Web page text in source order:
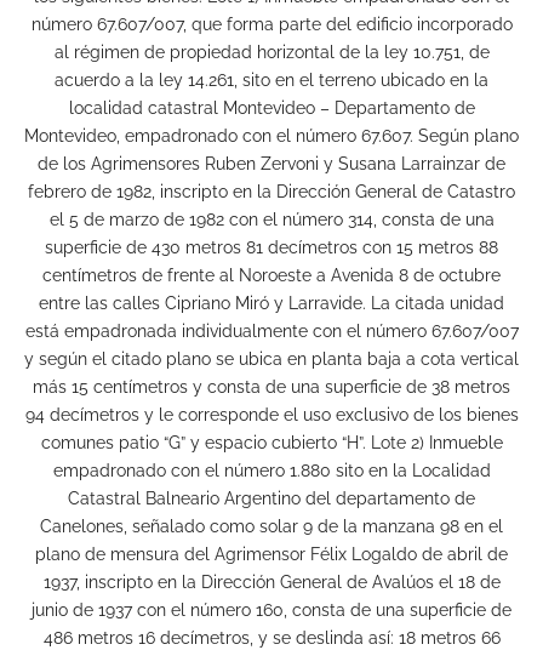
número 67.607/007, que forma parte del edificio incorporado
al régimen de propiedad horizontal de la ley 10.751, de
acuerdo a la ley 14.261, sito en el terreno ubicado en la
localidad catastral Montevideo – Departamento de
Montevideo, empadronado con el número 67.607. Según plano
de los Agrimensores Ruben Zervoni y Susana Larrainzar de
febrero de 1982, inscripto en la Dirección General de Catastro
el 5 de marzo de 1982 con el número 314, consta de una
superficie de 430 metros 81 decímetros con 15 metros 88
centímetros de frente al Noroeste a Avenida 8 de octubre
entre las calles Cipriano Miró y Larravide. La citada unidad
está empadronada individualmente con el número 67.607/007
y según el citado plano se ubica en planta baja a cota vertical
más 15 centímetros y consta de una superficie de 38 metros
94 decímetros y le corresponde el uso exclusivo de los bienes
comunes patio “G” y espacio cubierto “H”. Lote 2) Inmueble
empadronado con el número 1.880 sito en la Localidad
Catastral Balneario Argentino del departamento de
Canelones, señalado como solar 9 de la manzana 98 en el
plano de mensura del Agrimensor Félix Logaldo de abril de
1937, inscripto en la Dirección General de Avalúos el 18 de
junio de 1937 con el número 160, consta de una superficie de
486 metros 16 decímetros, y se deslinda así: 18 metros 66